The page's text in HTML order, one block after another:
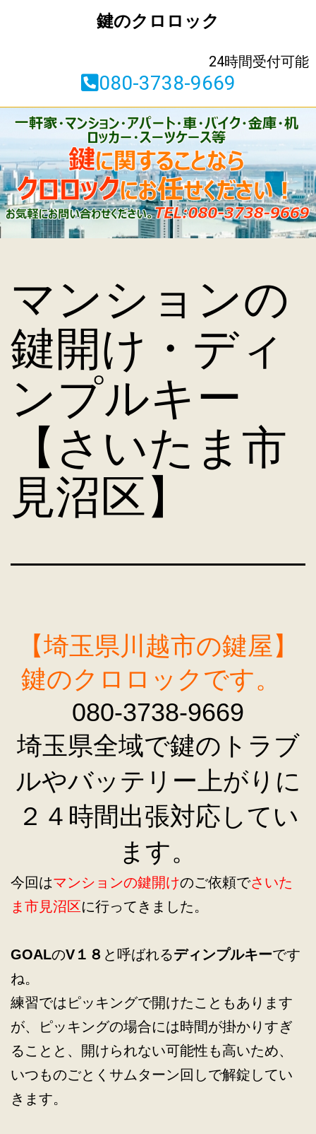
鍵のクロロック
24時間受付可能
080-3738-9669
マンションの
鍵開け・ディ
ンプルキー
【さいたま市
見沼区】
【埼玉県川越市の鍵屋】
鍵のクロロックです。
080-3738-9669
埼玉県全域で鍵のトラブ
ルやバッテリー上がりに
２４時間出張対応してい
ます。
今回はマンションの鍵開けのご依頼でさいた
ま市見沼区に行ってきました。
GOALのV１８ と呼ばれるディンプルキーです
ね。
練習ではピッキングで開けたこともあります
が、ピッキングの場合には時間が掛かりすぎ
ることと、開けられない可能性も高いため、
いつものごとくサムターン回しで解錠してい
きます。